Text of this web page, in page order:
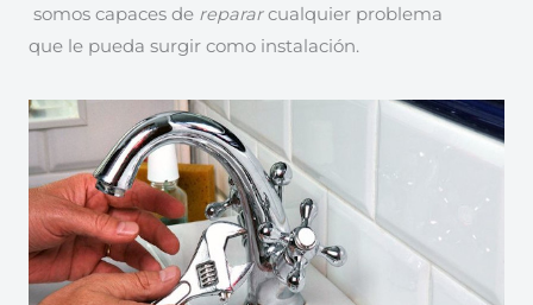
somos capaces de repararcualquier problema
que le pueda surgir como instalación.